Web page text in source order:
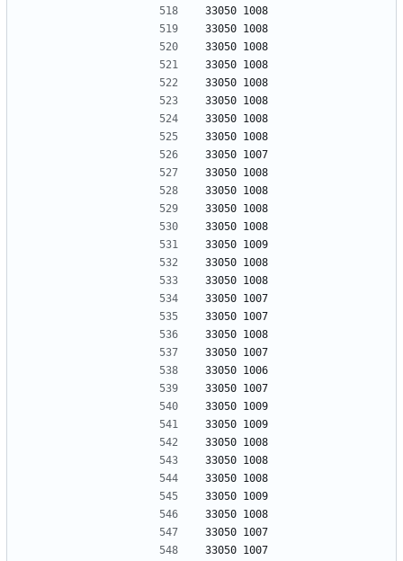
33050 1008
33050 1008
33050 1008
33050 1008
33050 1008
33050 1008
33050 1008
33050 1008
33050 1007
33050 1008
33050 1008
33050 1008
33050 1008
33050 1009
33050 1008
33050 1008
33050 1007
33050 1007
33050 1008
33050 1007
33050 1006
33050 1007
33050 1009
33050 1009
33050 1008
33050 1008
33050 1008
33050 1009
33050 1008
33050 1007
33050 1007